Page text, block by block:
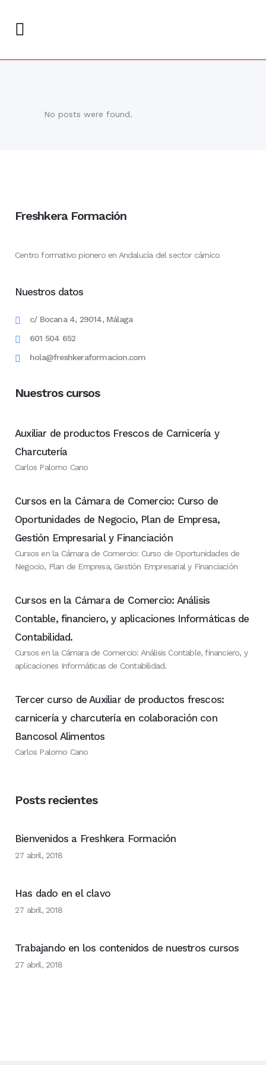
No posts were found.
Freshkera Formación
Centro formativo pionero en Andalucía del sector cárnico
Nuestros datos
c/ Bocana 4, 29014, Málaga
601 504 652
hola@freshkeraformacion.com
Nuestros cursos
Auxiliar de productos Frescos de Carnicería y
Charcutería
Carlos Palomo Cano
Cursos en la Cámara de Comercio: Curso de
Oportunidades de Negocio, Plan de Empresa,
Gestión Empresarial y Financiación
Cursos en la Cámara de Comercio: Curso de Oportunidades de
Negocio, Plan de Empresa, Gestión Empresarial y Financiación
Cursos en la Cámara de Comercio: Análisis
Contable, financiero, y aplicaciones Informáticas de
Contabilidad.
Cursos en la Cámara de Comercio: Análisis Contable, financiero, y
aplicaciones Informáticas de Contabilidad.
Tercer curso de Auxiliar de productos frescos:
carnicería y charcutería en colaboración con
Bancosol Alimentos
Carlos Palomo Cano
Posts recientes
Bienvenidos a Freshkera Formación
27 abril, 2018
Has dado en el clavo
27 abril, 2018
Trabajando en los contenidos de nuestros cursos
27 abril, 2018